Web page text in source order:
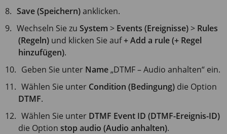
Save (Speichern)anklicken.
Wechseln Sie zuSystem > Events (Ereignisse)> Rules
(Regeln) und klicken Sie auf+ Add a rule (+ Regel
hinzufügen).
Geben Sie unter Name„DTMF – Audio anhalten“ ein.
Wählen Sie unter Condition (Bedingung) die Option
DTMF.
Wählen Sie unter DTMF Event ID (DTMF-Ereignis-ID)
die Option stop audio (Audio anhalten).